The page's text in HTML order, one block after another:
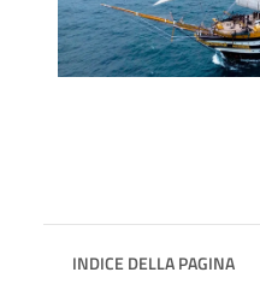
INDICE DELLA PAGINA